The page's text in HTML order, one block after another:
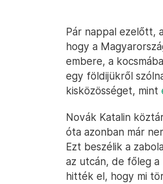
Pár nappal ezelőtt,
hogy a
embere, a
egy földijükről
kisközösséget, mint
Novák Katalin
óta azonban már
Ezt beszélik a
az utcán, de főleg
hitték el, hogy mi